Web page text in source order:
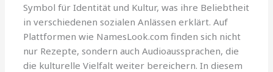
Symbol für Identität und Kultur, was ihre Beliebtheit
in verschiedenen sozialen Anlässen erklärt. Auf
Plattformen wie NamesLook.com finden sich nicht
nur Rezepte, sondern auch Audioaussprachen, die
die kulturelle Vielfalt weiter bereichern. In diesem